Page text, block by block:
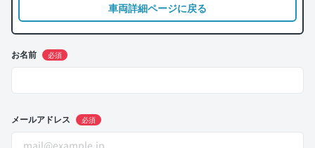
車両詳細ページに戻る
お名前 必須
メールアドレス 必須